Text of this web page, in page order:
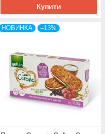
Купити
НОВИНКА –13%